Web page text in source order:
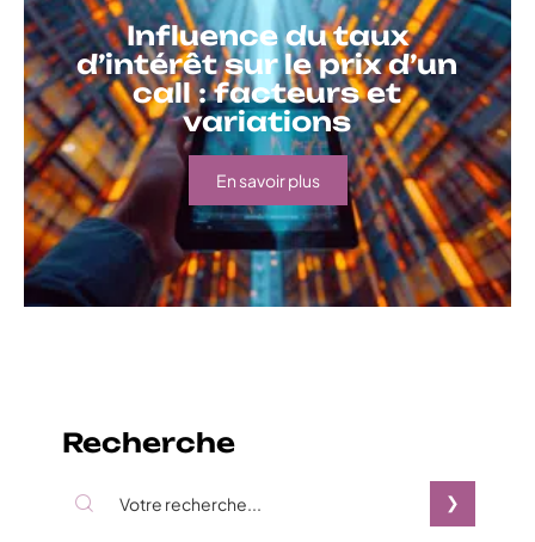
Influence du taux
d’intérêt sur le prix d’un
call : facteurs et
variations
En savoir plus
Recherche